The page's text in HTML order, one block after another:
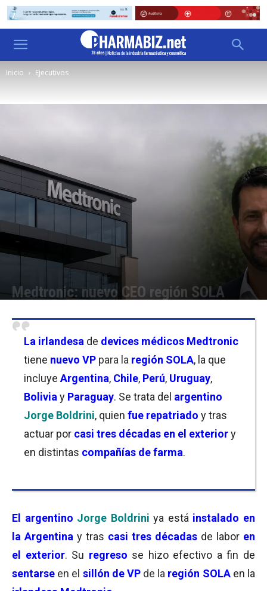
Inicio Ejecutivos
Medtronic: nuevo CEO región SOLA
La irlandesa de devices médicos Medtronic
tiene nuevo VP para la región SOLA, la que
incluye Argentina, Chile, Perú, Uruguay,
Bolivia y Paraguay. Se trata del argentino
Jorge Boldrini, quien fue repatriado y tras
actuar por casi tres décadas en el exteriory
en distintas compañías de farma.
El argentino Jorge Boldrini ya está instalado en
la Argentina y tras casi tres décadas de labor en
el exterior. Su regreso se hizo efectivo a fin de
sentarse en el sillón de VP de la región SOLAen la